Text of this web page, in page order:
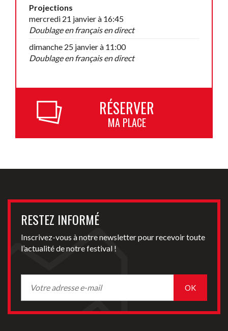
Projections
mercredi 21 janvier à 16:45
Doublage en français en direct
dimanche 25 janvier à 11:00
Doublage en français en direct
RÉSERVER
MA PLACE
RESTEZ INFORMÉ
Inscrivez-vous à notre newsletter pour recevoir toute
l’actualité de notre festival !